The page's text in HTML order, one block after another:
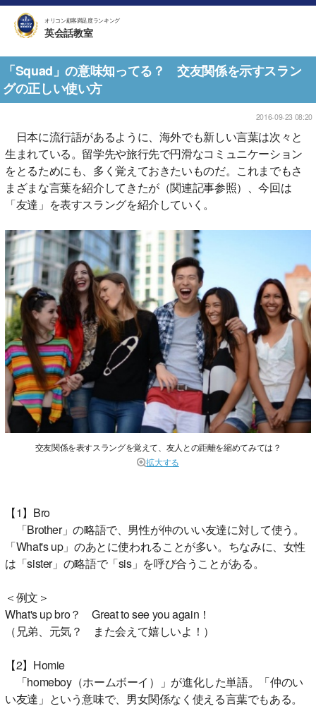
オリコン顧客満足度ランキング
英会話教室
「Squad」の意味知ってる？ 交友関係を示すスラン
グの正しい使い方
2016-09-23 08:20
日本に流行語があるように、海外でも新しい言葉は次々と
生まれている。留学先や旅行先で円滑なコミュニケーション
をとるためにも、多く覚えておきたいものだ。これまでもさ
まざまな言葉を紹介してきたが（関連記事参照）、今回は
「友達」を表すスラングを紹介していく。
交友関係を表すスラングを覚えて、友人との距離を縮めてみては？
拡大する
【1】Bro
「Brother」の略語で、男性が仲のいい友達に対して使う。
「What's up」のあとに使われることが多い。ちなみに、女性
は「sister」の略語で「sis」を呼び合うことがある。
＜例文＞
What's up bro？ Great to see you again！
（兄弟、元気？ また会えて嬉しいよ！）
【2】Homie
「homeboy（ホームボーイ）」が進化した単語。「仲のい
い友達」という意味で、男女関係なく使える言葉でもある。